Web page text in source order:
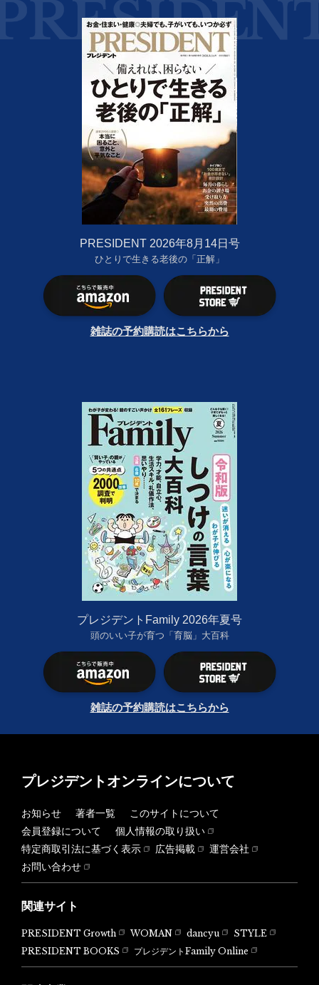
PRESIDENT 2026年8月14日号
ひとりで生きる老後の「正解」
雑誌の予約購読はこちらから
プレジデントFamily 2026年夏号
頭のいい子が育つ「育脳」大百科
雑誌の予約購読はこちらから
プレジデントオンラインについて
お知らせ 著者一覧
このサイトについて
会員登録について
個人情報の取り扱い
特定商取引法に基づく表示
広告掲載
運営会社
お問い合わせ
関連サイト
PRESIDENT Growth WOMAN dancyu
STYLE
PRESIDENT BOOKS
プレジデントFamily Online